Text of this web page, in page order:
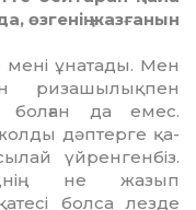
өзгенің жаз­ғанын
мені ұнатады. Мен
ризашылықпен
бол­ған да емес.
дәптерге қа­
үйренгенбіз.
не жазып
болса лезде